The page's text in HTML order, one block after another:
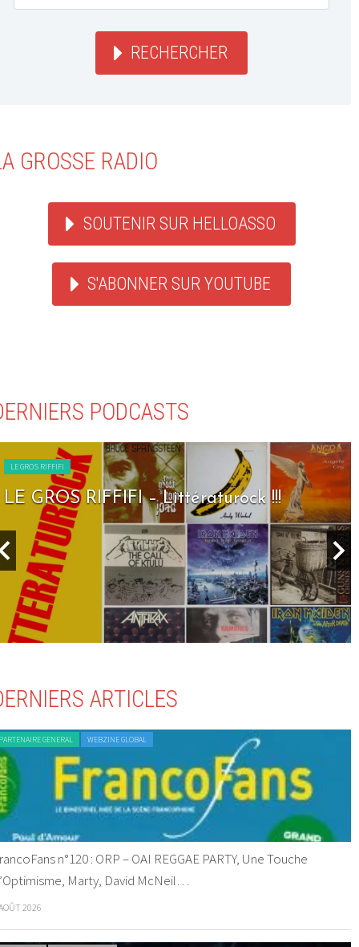
RECHERCHER
GROSSE RADIO
SOUTENIR SUR HELLOASSO
S'ABONNER SUR YOUTUBE
PODCASTS
LE GROS RIFFIFI
LE GROS RIFFIFI – Littératurock !!!
ARTICLES
GENERAL WEBZINE GLOBAL
n°120 : ORP – OAI REGGAE PARTY, Une Touche
Marty, David McNeil…
2026